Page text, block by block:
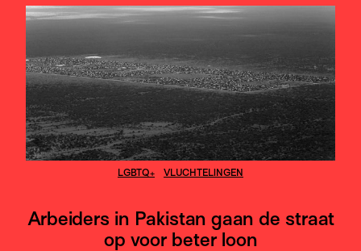
LGBTQ+ VLUCHTELINGEN
Arbeiders in Pakistan gaan de straat
op voor beter loon